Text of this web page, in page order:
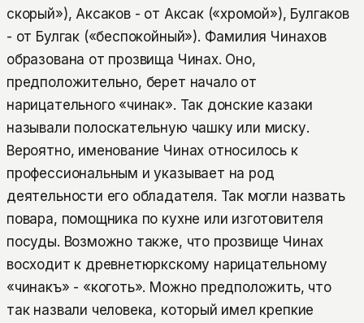
скорый»), Аксаков - от Аксак («хромой»), Булгаков
- от Булгак («беспокойный»). Фамилия Чинахов
образована от прозвища Чинах. Оно,
предположительно, берет начало от
нарицательного «чинак». Так донские казаки
называли полоскательную чашку или миску.
Вероятно, именование Чинах относилось к
профессиональным и указывает на род
деятельности его обладателя. Так могли назвать
повара, помощника по кухне или изготовителя
посуды. Возможно также, что прозвище Чинах
восходит к древнетюркскому нарицательному
«чинакъ» - «коготь». Можно предположить, что
так назвали человека, который имел крепкие